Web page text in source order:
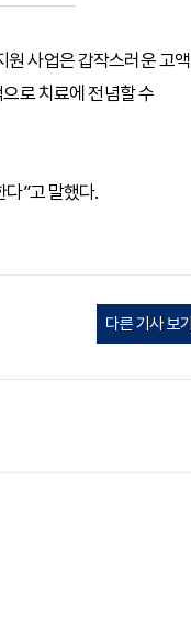
원 사업은 갑작스러운 고액
로 치료에 전념할 수
”고 말했다.
다른 기사 보기